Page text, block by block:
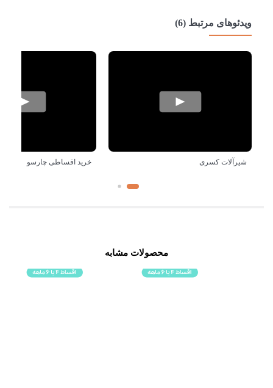
ویدئوهای مرتبط (6)
شیرآلات کسری خرید اقساطی چارسو
محصولات مشابه